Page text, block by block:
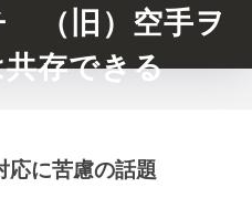
（旧）空手ヲ
存できる
応に苦慮の話題